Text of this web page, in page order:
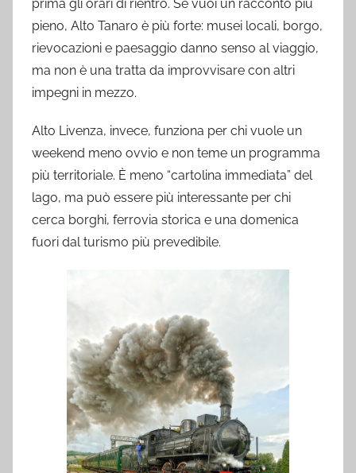
prima gli orari di rientro. Se vuoi un racconto più
pieno, Alto Tanaro è più forte: musei locali, borgo,
rievocazioni e paesaggio danno senso al viaggio,
ma non è una tratta da improvvisare con altri
impegni in mezzo.
Alto Livenza, invece, funziona per chi vuole un
weekend meno ovvio e non teme un programma
più territoriale. È meno “cartolina immediata” del
lago, ma può essere più interessante per chi
cerca borghi, ferrovia storica e una domenica
fuori dal turismo più prevedibile.